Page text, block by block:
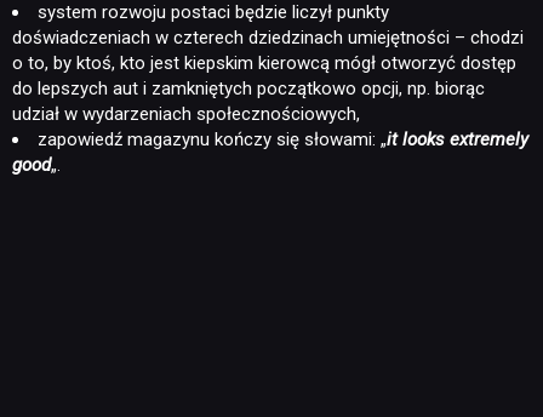
system rozwoju postaci będzie liczył punkty
doświadczeniach w czterech dziedzinach umiejętności – chodzi
o to, by ktoś, kto jest kiepskim kierowcą mógł otworzyć dostęp
do lepszych aut i zamkniętych początkowo opcji, np. biorąc
udział w wydarzeniach społecznościowych,
zapowiedź magazynu kończy się słowami: „it looks extremely
good„.